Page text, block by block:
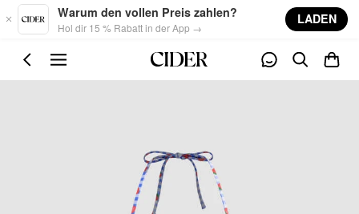
Skip to main content
Warum den vollen Preis zahlen?
Hol dir 15 % Rabatt in der App →
LADEN